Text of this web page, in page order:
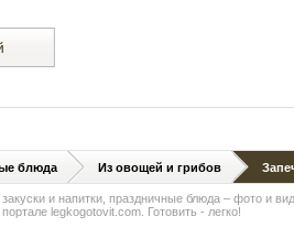
блюда Из овощей и грибов
и напитки, праздничные блюда – фото и
legkogotovit.com. Готовить - легко!